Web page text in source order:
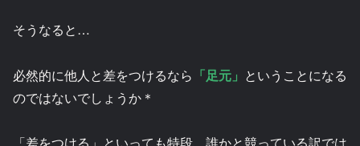
そうなると…
必然的に他人と差をつけるなら 「足元」 ということになる
のではないでしょうか＊